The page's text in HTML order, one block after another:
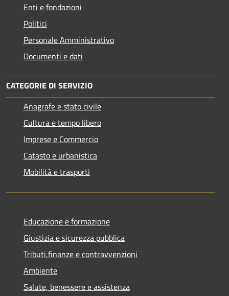
Enti e fondazioni
Politici
Personale Amministrativo
Documenti e dati
CATEGORIE DI SERVIZIO
Anagrafe e stato civile
Cultura e tempo libero
Imprese e Commercio
Catasto e urbanistica
Mobilità e trasporti
Educazione e formazione
Giustizia e sicurezza pubblica
Tributi,finanze e contravvenzioni
Ambiente
Salute, benessere e assistenza